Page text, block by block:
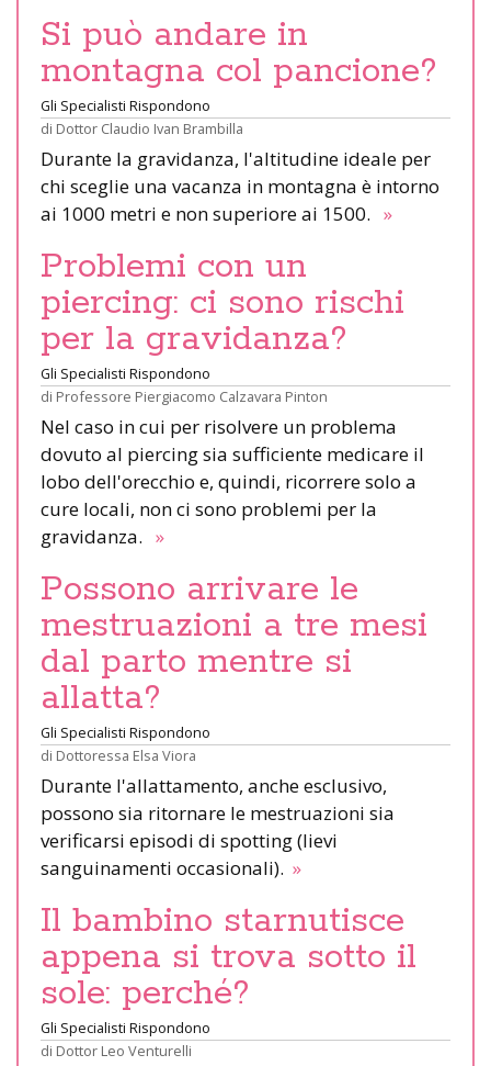
Si può andare in
montagna col pancione?
Gli Specialisti Rispondono
di Dottor Claudio Ivan Brambilla
Durante la gravidanza, l'altitudine ideale per
chi sceglie una vacanza in montagna è intorno
ai 1000 metri e non superiore ai 1500. »
Problemi con un
piercing: ci sono rischi
per la gravidanza?
Gli Specialisti Rispondono
di Professore Piergiacomo Calzavara Pinton
Nel caso in cui per risolvere un problema
dovuto al piercing sia sufficiente medicare il
lobo dell'orecchio e, quindi, ricorrere solo a
cure locali, non ci sono problemi per la
gravidanza. »
Possono arrivare le
mestruazioni a tre mesi
dal parto mentre si
allatta?
Gli Specialisti Rispondono
di Dottoressa Elsa Viora
Durante l'allattamento, anche esclusivo,
possono sia ritornare le mestruazioni sia
verificarsi episodi di spotting (lievi
sanguinamenti occasionali). »
Il bambino starnutisce
appena si trova sotto il
sole: perché?
Gli Specialisti Rispondono
di Dottor Leo Venturelli